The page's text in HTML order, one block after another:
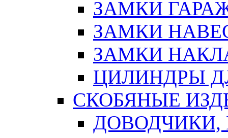
ЗАМКИ
ЗАМКИ
ЗАМКИ
ЦИЛИНДРЫ
СКОБЯНЫЕ